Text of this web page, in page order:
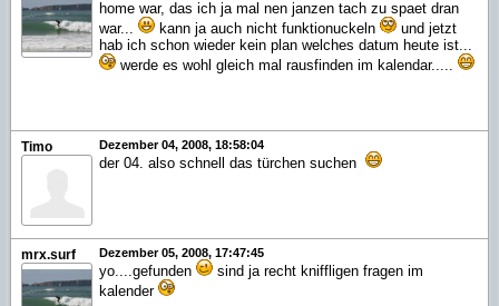
home war, das ich ja mal nen janzen tach zu spaet dran
war...
kann ja auch nicht funktionuckeln
und jetzt
hab ich schon wieder kein plan welches datum heute ist...
werde es wohl gleich mal rausfinden im kalendar.....
Timo Dezember 04, 2008, 18:58:04
der 04. also schnell das türchen suchen
mrx.surf Dezember 05, 2008, 17:47:45
yo....gefunden
sind ja recht kniffligen fragen im
kalender